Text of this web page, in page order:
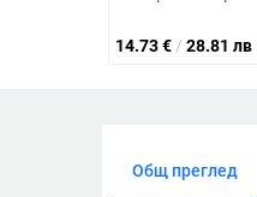
14.73€ / 28.81 лв
Общ преглед